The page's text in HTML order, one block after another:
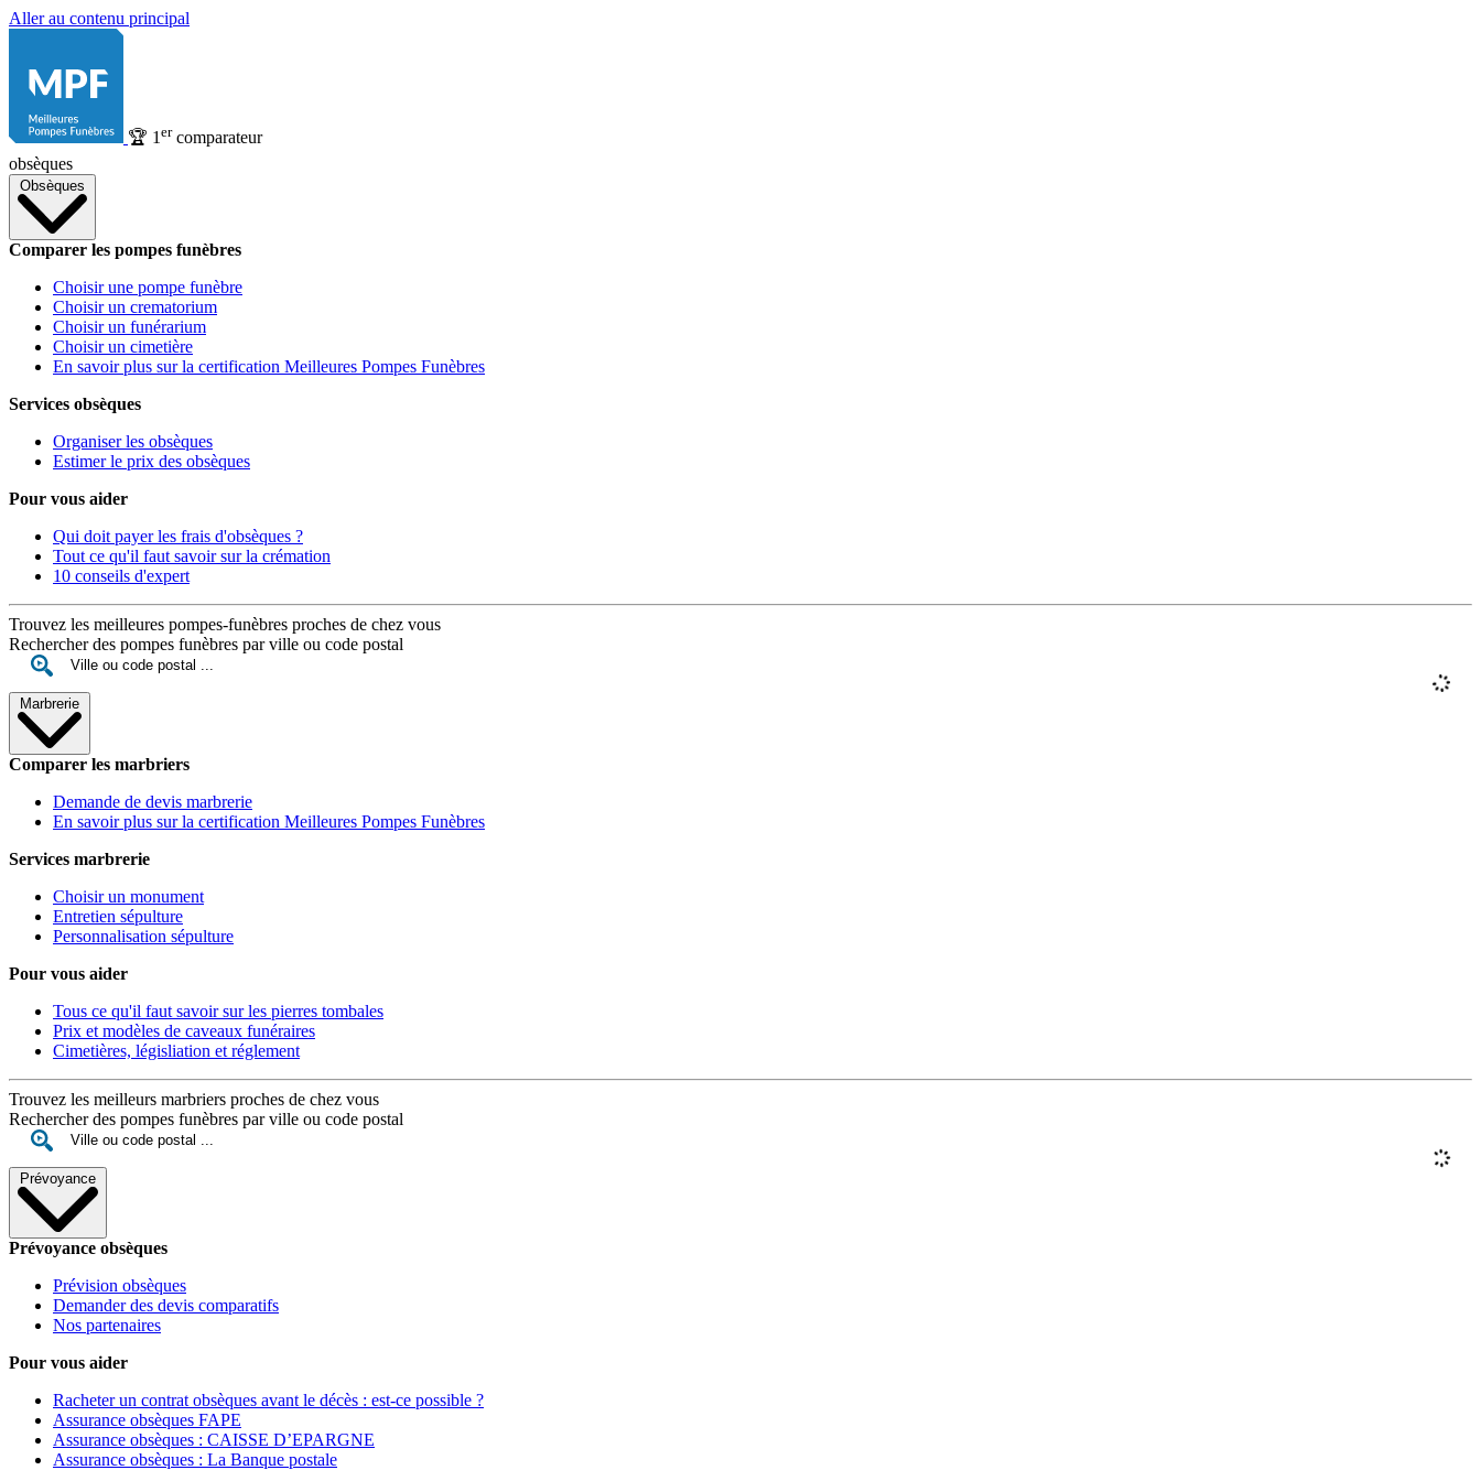
Aller au contenu principal
🏆 1 ercomparateur
obsèques
Obsèques
Comparer les pompes funèbres
Choisir une pompe funèbre
Choisir un crematorium
Choisir un funérarium
Choisir un cimetière
En savoir plus sur la certification Meilleures Pompes Funèbres
Services obsèques
Organiser les obsèques
Estimer le prix des obsèques
Pour vous aider
Qui doit payer les frais d'obsèques ?
Tout ce qu'il faut savoir sur la crémation
10 conseils d'expert
Trouvez les meilleures pompes-funèbres proches de chez vous
Rechercher des pompes funèbres par ville ou code postal
Marbrerie
Comparer les marbriers
Demande de devis marbrerie
En savoir plus sur la certification Meilleures Pompes Funèbres
Services marbrerie
Choisir un monument
Entretien sépulture
Personnalisation sépulture
Pour vous aider
Tous ce qu'il faut savoir sur les pierres tombales
Prix et modèles de caveaux funéraires
Cimetières, législiation et réglement
Trouvez les meilleurs marbriers proches de chez vous
Rechercher des pompes funèbres par ville ou code postal
Prévoyance
Prévoyance obsèques
Prévision obsèques
Demander des devis comparatifs
Nos partenaires
Pour vous aider
Racheter un contrat obsèques avant le décès : est-ce possible ?
Assurance obsèques FAPE
Assurance obsèques : CAISSE D’EPARGNE
Assurance obsèques : La Banque postale